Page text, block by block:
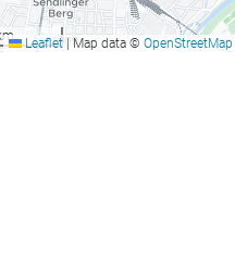
Leaflet Map data © OpenStreetMap